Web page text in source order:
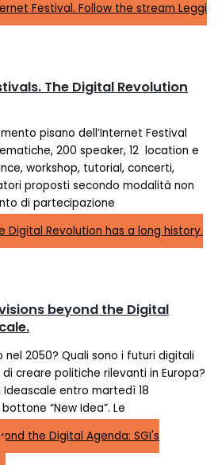
Festival. Follow the stream Leggi
The Digital Revolution
pisano dell’Internet Festival
200 speaker, 12 location e
workshop, tutorial, concerti,
proposti secondo modalità non
di partecipazione
Digital Revolution has a long history.
beyond the Digital
2050? Quali sono i futuri digitali
creare politiche rilevanti in Europa?
Ideascale entro martedì 18
“New Idea”. Le
the Digital Agenda: SGI's